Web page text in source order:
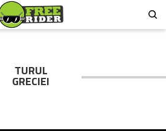
TURUL
GRECIEI